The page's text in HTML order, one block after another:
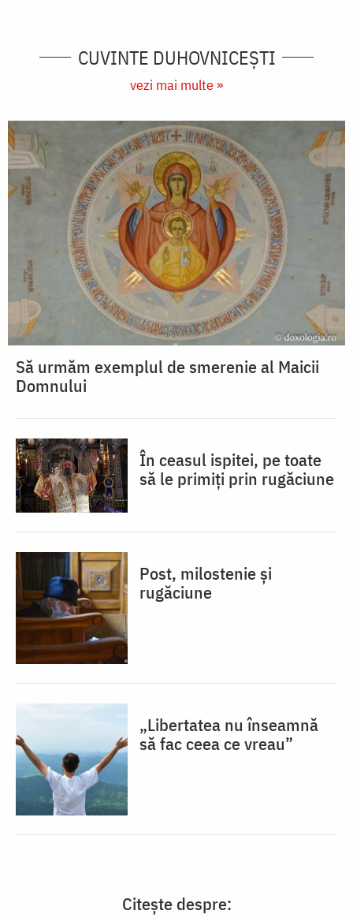
CUVINTE DUHOVNICEȘTI
vezi mai multe »
Să urmăm exemplul de smerenie al Maicii
Domnului
În ceasul ispitei, pe toate
să le primiți prin rugăciune
Post, milostenie și
rugăciune
„Libertatea nu înseamnă
să fac ceea ce vreau”
Citește despre: